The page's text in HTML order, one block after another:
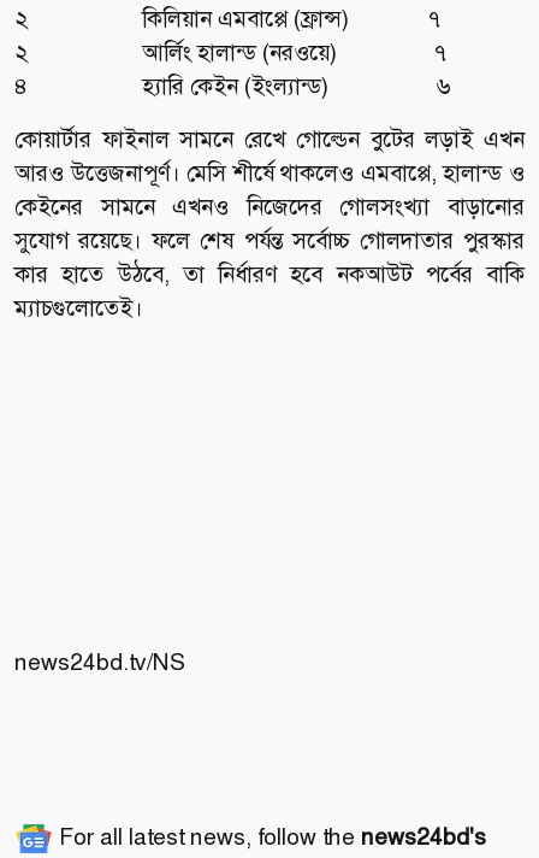
২ কিলিয়ান এমবাপ্পে (ফ্রান্স) ৭
২ আর্লিং হালান্ড (নরওয়ে) ৭
৪ হ্যারি কেইন (ইংল্যান্ড) ৬
কোয়ার্টার ফাইনাল সামনে রেখে গোল্ডেন বুটের লড়াই এখন
আরও উত্তেজনাপূর্ণ। মেসি শীর্ষে থাকলেও এমবাপ্পে, হালান্ড ও
কেইনের সামনে এখনও নিজেদের গোলসংখ্যা বাড়ানোর
সুযোগ রয়েছে। ফলে শেষ পর্যন্ত সর্বোচ্চ গোলদাতার পুরস্কার
কার হাতে উঠবে, তা নির্ধারণ হবে নকআউট পর্বের বাকি
ম্যাচগুলোতেই।
news24bd.tv/NS
For all latest news, follow the news24bd's